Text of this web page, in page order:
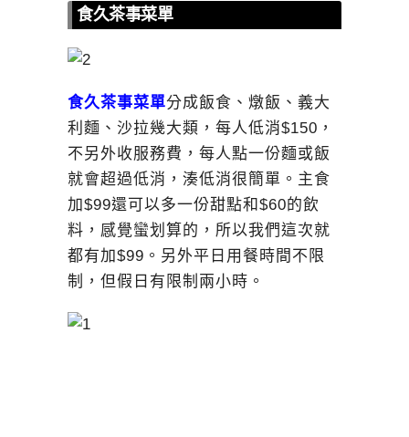
食久茶事菜單
食久茶事菜單分成飯食、燉飯、義大
利麵、沙拉幾大類，每人低消$150，
不另外收服務費，每人點一份麵或飯
就會超過低消，湊低消很簡單。主食
加$99還可以多一份甜點和$60的飲
料，感覺蠻划算的，所以我們這次就
都有加$99。另外平日用餐時間不限
制，但假日有限制兩小時。